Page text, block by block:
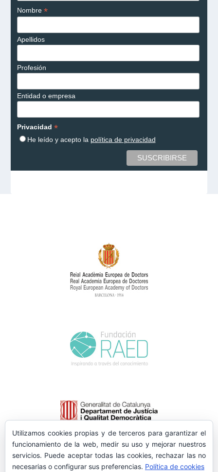
Nombre *
Apellidos
Profesión
Entidad o empresa
Privacidad *
He leído y acepto la política de privacidad
Utilizamos cookies propias y de terceros para garantizar el
funcionamiento de la web, medir su uso y mejorar nuestros
servicios. Puede aceptar todas las cookies, rechazar las no
necesarias o configurar sus preferencias. Política de cookies